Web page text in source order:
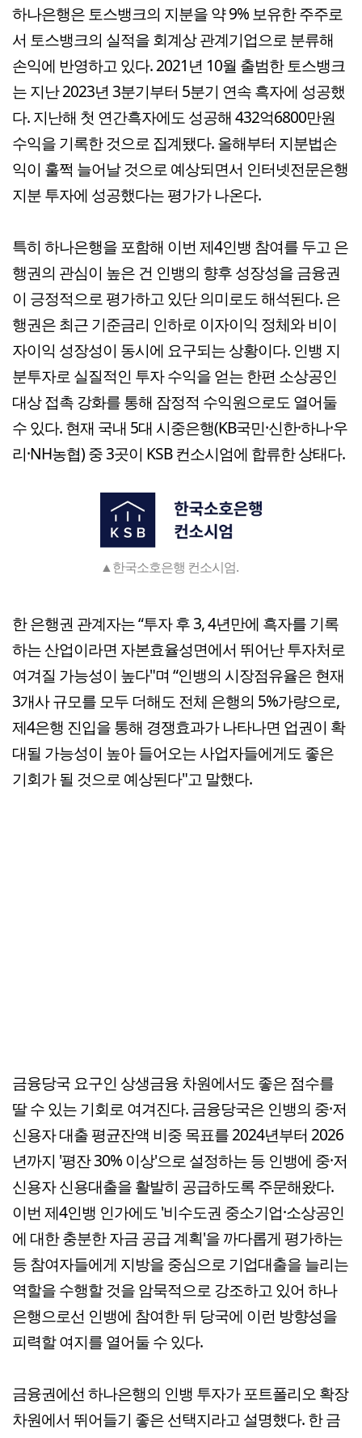
하나은행은 토스뱅크의 지분을 약 9% 보유한 주주로
서 토스뱅크의 실적을 회계상 관계기업으로 분류해
손익에 반영하고 있다. 2021년 10월 출범한 토스뱅크
는 지난 2023년 3분기부터 5분기 연속 흑자에 성공했
다. 지난해 첫 연간흑자에도 성공해 432억6800만원
수익을 기록한 것으로 집계됐다. 올해부터 지분법손
익이 훌쩍 늘어날 것으로 예상되면서 인터넷전문은행
지분 투자에 성공했다는 평가가 나온다.
특히 하나은행을 포함해 이번 제4인뱅 참여를 두고 은
행권의 관심이 높은 건 인뱅의 향후 성장성을 금융권
이 긍정적으로 평가하고 있단 의미로도 해석된다. 은
행권은 최근 기준금리 인하로 이자이익 정체와 비이
자이익 성장성이 동시에 요구되는 상황이다. 인뱅 지
분투자로 실질적인 투자 수익을 얻는 한편 소상공인
대상 접촉 강화를 통해 잠정적 수익원으로도 열어둘
수 있다. 현재 국내 5대 시중은행(KB국민·신한·하나·우
리·NH농협) 중 3곳이 KSB 컨소시엄에 합류한 상태다.
▲한국소호은행 컨소시엄.
한 은행권 관계자는 “투자 후 3, 4년만에 흑자를 기록
하는 산업이라면 자본효율성면에서 뛰어난 투자처로
여겨질 가능성이 높다"며 “인뱅의 시장점유율은 현재
3개사 규모를 모두 더해도 전체 은행의 5%가량으로,
제4은행 진입을 통해 경쟁효과가 나타나면 업권이 확
대될 가능성이 높아 들어오는 사업자들에게도 좋은
기회가 될 것으로 예상된다"고 말했다.
금융당국 요구인 상생금융 차원에서도 좋은 점수를
딸 수 있는 기회로 여겨진다. 금융당국은 인뱅의 중·저
신용자 대출 평균잔액 비중 목표를 2024년부터 2026
년까지 '평잔 30% 이상'으로 설정하는 등 인뱅에 중·저
신용자 신용대출을 활발히 공급하도록 주문해왔다.
이번 제4인뱅 인가에도 '비수도권 중소기업·소상공인
에 대한 충분한 자금 공급 계획'을 까다롭게 평가하는
등 참여자들에게 지방을 중심으로 기업대출을 늘리는
역할을 수행할 것을 암묵적으로 강조하고 있어 하나
은행으로선 인뱅에 참여한 뒤 당국에 이런 방향성을
피력할 여지를 열어둘 수 있다.
금융권에선 하나은행의 인뱅 투자가 포트폴리오 확장
차원에서 뛰어들기 좋은 선택지라고 설명했다. 한 금